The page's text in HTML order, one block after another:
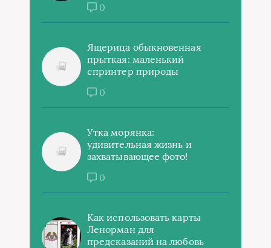
0
Ящерица обыкновенная
прыткая: маленький
спринтер природы
0
Утка морянка:
удивительная жизнь и
захватывающее фото!
0
Как использовать карты
Ленорман для
предсказаний на любовь